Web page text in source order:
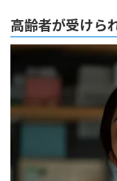
高齢者が受けら